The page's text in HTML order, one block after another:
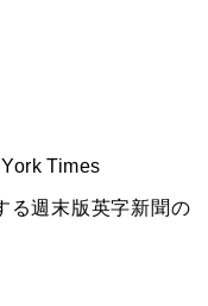
Times
る週末版英字新聞の